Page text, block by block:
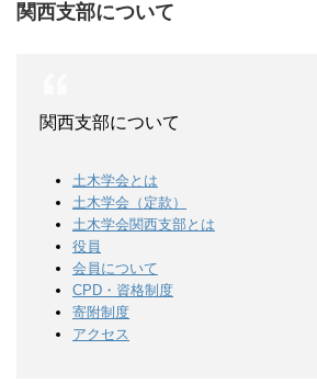
関西支部について
関西支部について
土木学会とは
土木学会（定款）
土木学会関西支部とは
役員
会員について
CPD・資格制度
寄附制度
アクセス